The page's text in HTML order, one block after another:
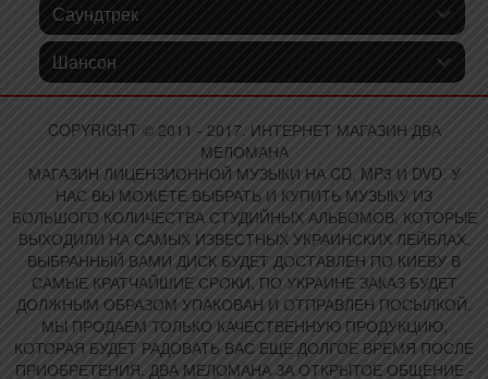
Саундтрек
Шансон
COPYRIGHT © 2011 - 2017. ИНТЕРНЕТ МАГАЗИН ДВА
МЕЛОМАНА
МАГАЗИН ЛИЦЕНЗИОННОЙ МУЗЫКИ НА CD, MP3 И DVD. У
НАС ВЫ МОЖЕТЕ ВЫБРАТЬ И КУПИТЬ МУЗЫКУ ИЗ
БОЛЬШОГО КОЛИЧЕСТВА СТУДИЙНЫХ АЛЬБОМОВ, КОТОРЫЕ
ВЫХОДИЛИ НА САМЫХ ИЗВЕСТНЫХ УКРАИНСКИХ ЛЕЙБЛАХ.
ВЫБРАННЫЙ ВАМИ ДИСК БУДЕТ ДОСТАВЛЕН ПО КИЕВУ В
САМЫЕ КРАТЧАЙШИЕ СРОКИ, ПО УКРАИНЕ ЗАКАЗ БУДЕТ
ДОЛЖНЫМ ОБРАЗОМ УПАКОВАН И ОТПРАВЛЕН ПОСЫЛКОЙ.
МЫ ПРОДАЕМ ТОЛЬКО КАЧЕСТВЕННУЮ ПРОДУКЦИЮ,
КОТОРАЯ БУДЕТ РАДОВАТЬ ВАС ЕЩЕ ДОЛГОЕ ВРЕМЯ ПОСЛЕ
ПРИОБРЕТЕНИЯ. ДВА МЕЛОМАНА ЗА ОТКРЫТОЕ ОБЩЕНИЕ -